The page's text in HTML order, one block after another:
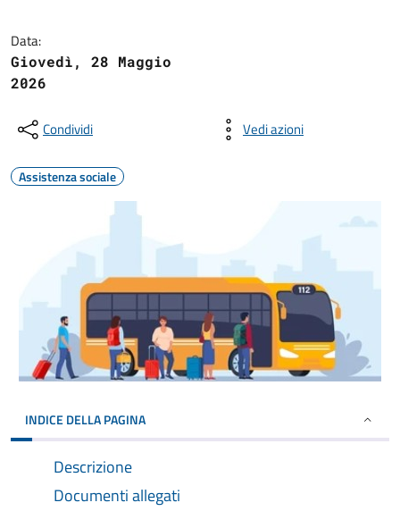
Data:
Giovedì, 28 Maggio
2026
Condividi Vedi azioni
Assistenza sociale
INDICE DELLA PAGINA
Descrizione
Documenti allegati